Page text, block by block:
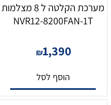
מערכת הקלטה ל 8 מצלמות
NVR12-8200FAN-1T
₪1,390
הוסף לסל